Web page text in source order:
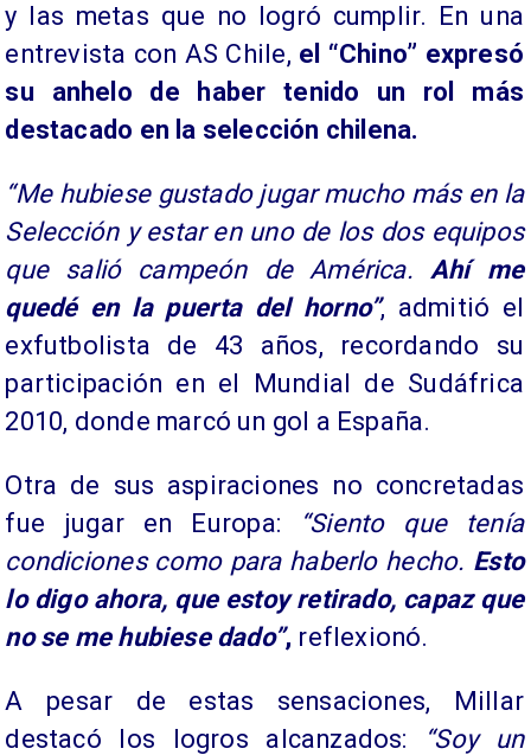
y las metas que no logró cumplir. En una
entrevista con AS Chile, el “Chino” expresó
su anhelo de haber tenido un rol más
destacado en la selección chilena.
“Me hubiese gustado jugar mucho más en la
Selección y estar en uno de los dos equipos
que salió campeón de América. Ahí me
quedé en la puerta del horno”, admitió el
exfutbolista de 43 años, recordando su
participación en el Mundial de Sudáfrica
2010, donde marcó un gol a España.
Otra de sus aspiraciones no concretadas
fue jugar en Europa:
“Siento que tenía
condiciones como para haberlo hecho. Esto
lo digo ahora, que estoy retirado, capaz que
no se me hubiese dado”, reflexionó.
A pesar de estas sensaciones, Millar
destacó los logros alcanzados:
“Soy un